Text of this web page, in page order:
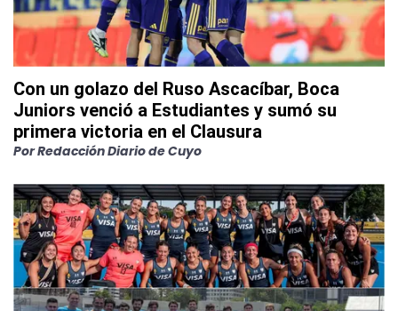
Con un golazo del Ruso Ascacíbar, Boca
Juniors venció a Estudiantes y sumó su
primera victoria en el Clausura
PorRedacción Diario de Cuyo